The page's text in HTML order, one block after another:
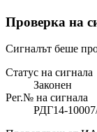
Проверка на
Сигналът беше
Статус на сигнала
Законен
Рег.№ на сигнала
РДГ14-